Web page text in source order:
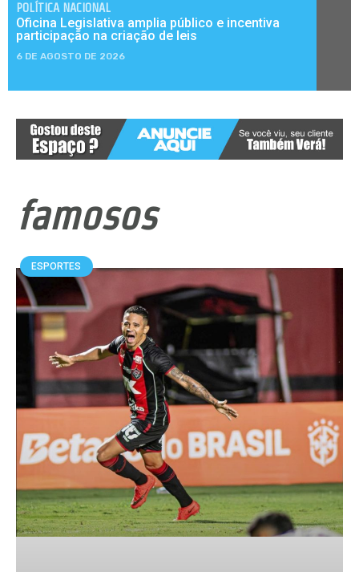
POLÍTICA NACIONAL
Oficina Legislativa amplia público e incentiva
participação na criação de leis
6 DE AGOSTO DE 2026
famosos
ESPORTES